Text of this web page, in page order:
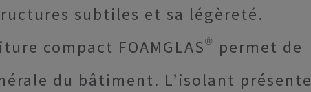
subtiles et sa légèreté.
compact FOAMGLAS® permet de
du bâtiment. L’isolant présente